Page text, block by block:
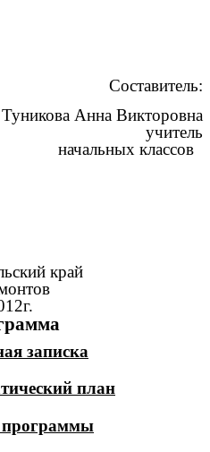
Составитель:
Туникова Анна Викторовна
начальных классов
край
записка
план
программы